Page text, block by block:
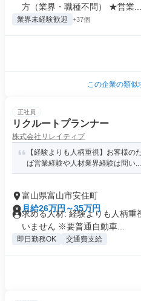
方（業界・職種不問） ★営業...
業界未経験歓迎 +37個
この企業の類似
正社員
リクルートプランナー
株式会社リレイティブ
【経験よりも人柄重視】お客様
ば営業経験や人材業界経験は問い...
富山県富山市安住町
月給26万円～35万円
求める人材: 経験よりも人柄重
いません ※要普通自動車...
即日勤務OK 交通費支給